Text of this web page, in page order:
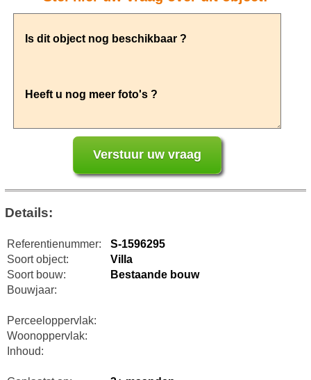
Details:
Referentienummer:
S-1596295
Soort object:
Villa
Soort bouw:
Bestaande bouw
Bouwjaar:
Perceeloppervlak:
Woonoppervlak:
Inhoud: